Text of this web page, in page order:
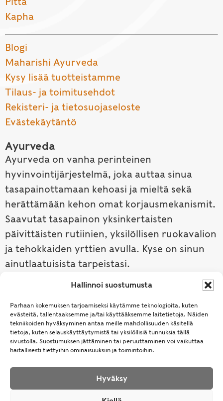
Hallinnoi suostumusta
Parhaan kokemuksen tarjoamiseksi käytämme teknologioita, kuten
evästeitä, tallentaaksemme ja/tai käyttääksemme laitetietoja. Näiden
tekniikoiden hyväksyminen antaa meille mahdollisuuden käsitellä
tietoja, kuten selauskäyttäytymistä tai yksilöllisiä tunnuksia tällä
sivustolla. Suostumuksen jättäminen tai peruuttaminen voi vaikuttaa
haitallisesti tiettyihin ominaisuuksiin ja toimintoihin.
Hyväksy
Kapha
Blogi
Maharishi Ayurveda
Kysy lisää tuotteistamme
Tilaus- ja toimitusehdot
Rekisteri- ja tietosuojaseloste
Evästekäytäntö
Ayurveda
Ayurveda on vanha perinteinen
hyvinvointijärjestelmä, joka auttaa sinua
tasapainottamaan kehoasi ja mieltä sekä
herättämään kehon omat korjausmekanismit.
Saavutat tasapainon yksinkertaisten
päivittäisten rutiinien, yksilöllisen ruokavalion
ja tehokkaiden yrttien avulla. Kyse on sinun
ainutlaatuisista tarpeistasi.
Tutustu ayurvedaan →
© Samhita | Ayurveda -tuotteita suomalaisille jo